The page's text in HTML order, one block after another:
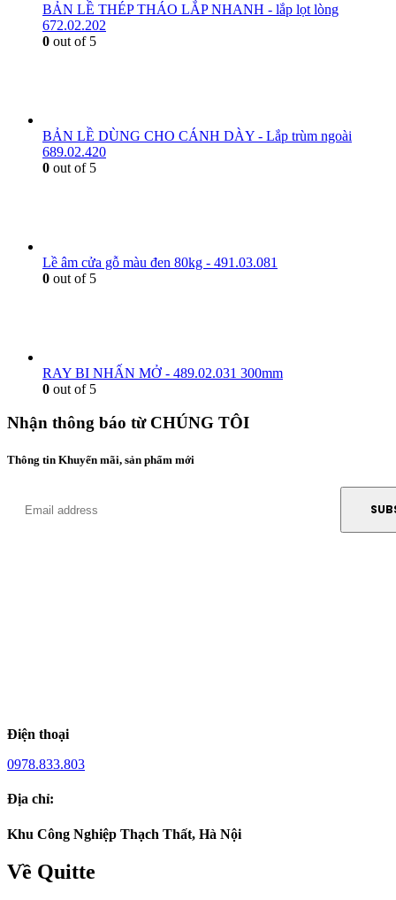
BẢN LỀ THÉP THÁO LẮP NHANH - lắp lọt lòng
672.02.202
0 out of 5
BẢN LỀ DÙNG CHO CÁNH DÀY - Lắp trùm ngoài
689.02.420
0 out of 5
Lề âm cửa gỗ màu đen 80kg - 491.03.081
0 out of 5
RAY BI NHẤN MỞ - 489.02.031 300mm
0 out of 5
Nhận thông báo từ CHÚNG TÔI
Thông tin Khuyến mãi, sản phẩm mới
Điện thoại
0978.833.803
Địa chỉ:
Khu Công Nghiệp Thạch Thất, Hà Nội
Về Quitte